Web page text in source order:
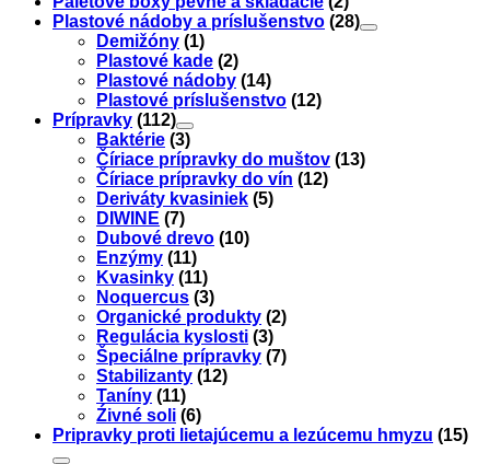
Plastové nádoby a príslušenstvo (28)
Demižóny (1)
Plastové kade (2)
Plastové nádoby (14)
Plastové príslušenstvo (12)
Prípravky (112)
Baktérie (3)
Číriace prípravky do muštov (13)
Číriace prípravky do vín (12)
Deriváty kvasiniek (5)
DIWINE (7)
Dubové drevo (10)
Enzýmy (11)
Kvasinky (11)
Noquercus (3)
Organické produkty (2)
Regulácia kyslosti (3)
Špeciálne prípravky (7)
Stabilizanty (12)
Taníny (11)
Źivné soli (6)
Pripravky proti lietajúcemu a lezúcemu hmyzu (15)